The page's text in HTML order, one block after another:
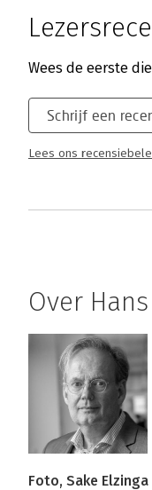
Wees de eerste
Schrijf een
Lees ons
Over
Foto, Sake Elzinga